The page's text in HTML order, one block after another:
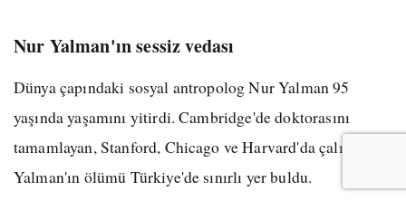
Nur Yalman'ın sessiz vedası
Dünya çapındaki sosyal antropolog Nur Yalman 95
yaşında yaşamını yitirdi. Cambridge'de doktorasını
tamamlayan, Stanford, Chicago ve Harvard'da çalışan
Yalman'ın ölümü Türkiye'de sınırlı yer buldu.